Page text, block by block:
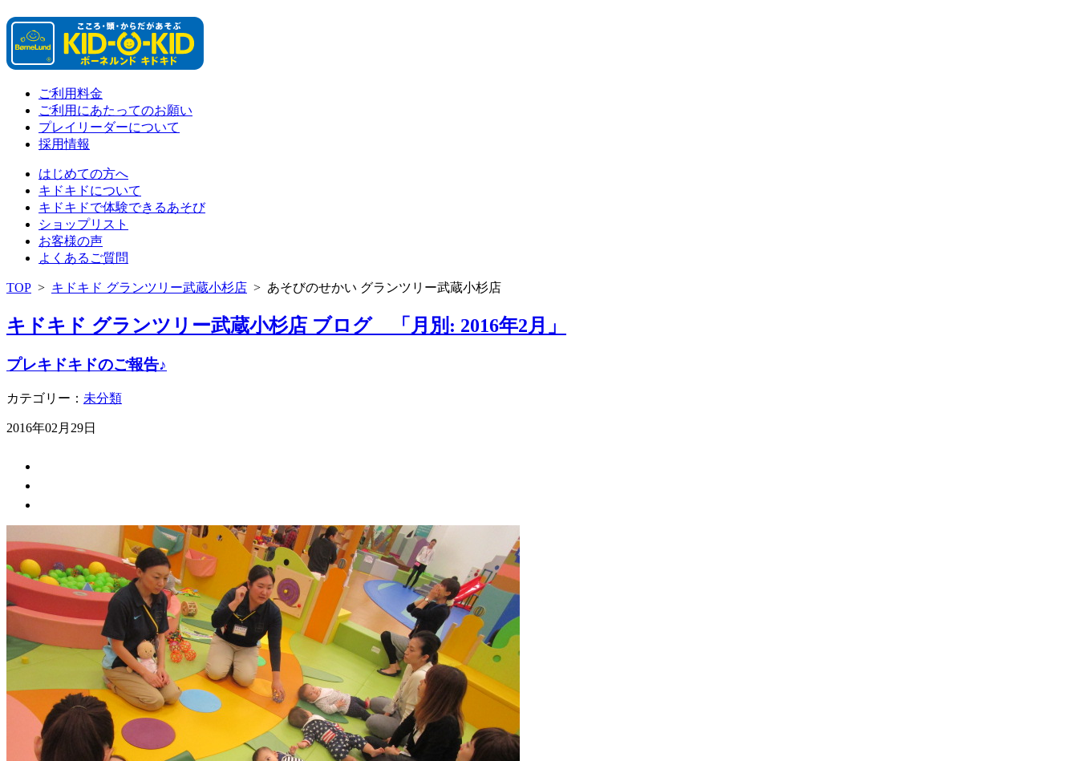
ご利用料金
ご利用にあたってのお願い
プレイリーダーについて
採用情報
はじめての方へ
キドキドについて
キドキドで体験できるあそび
ショップリスト
お客様の声
よくあるご質問
TOP > キドキド グランツリー武蔵小杉店 > あそびのせかい グランツリー武蔵小杉店
キドキド グランツリー武蔵小杉店 ブログ 「月別: 2016年2月」
プレキドキドのご報告♪
カテゴリー： 未分類
2016年02月29日